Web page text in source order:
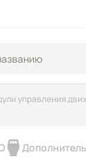
управления